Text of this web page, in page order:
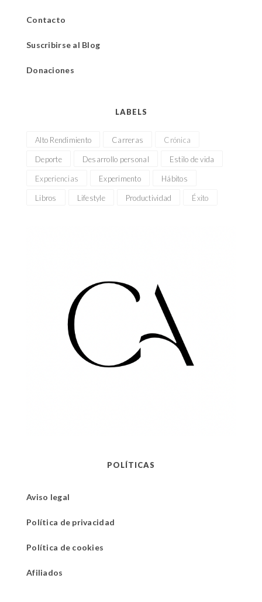
Contacto
Suscribirse al Blog
Donaciones
LABELS
Alto Rendimiento Carreras Crónica
Deporte Desarrollo personal Estilo de vida
Experiencias Experimento Hábitos
Libros Lifestyle Productividad Éxito
POLÍTICAS
Aviso legal
Política de privacidad
Política de cookies
Afiliados